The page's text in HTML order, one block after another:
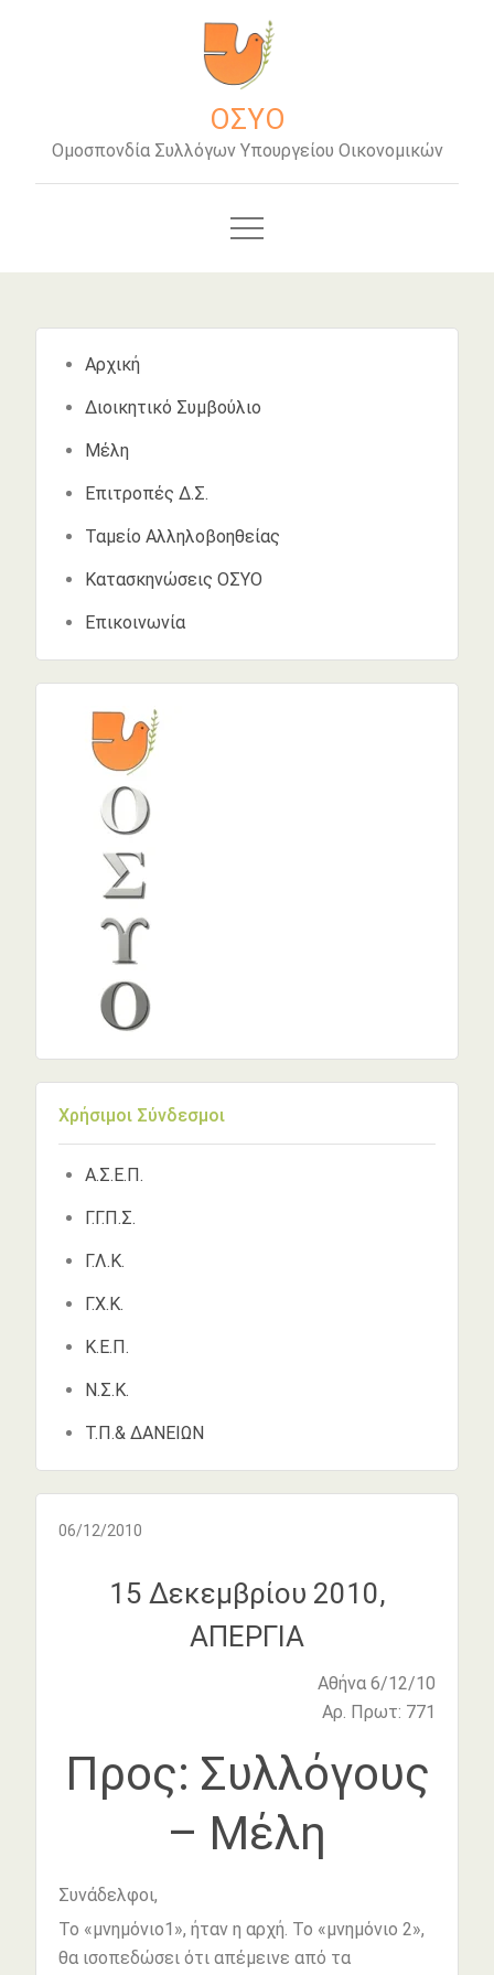
ΟΣΥΟ
Ομοσπονδία Συλλόγων Υπουργείου Οικονομικών
Αρχική
Διοικητικό Συμβούλιο
Μέλη
Επιτροπές Δ.Σ.
Ταμείο Αλληλοβοηθείας
Κατασκηνώσεις ΟΣΥΟ
Επικοινωνία
Χρήσιμοι Σύνδεσμοι
Α.Σ.Ε.Π.
Γ.Γ.Π.Σ.
Γ.Λ.Κ.
Γ.Χ.Κ.
Κ.Ε.Π.
Ν.Σ.Κ.
Τ.Π.& ΔΑΝΕΙΩΝ
06/12/2010
15 Δεκεμβρίου 2010,
ΑΠΕΡΓΙΑ
Αθήνα 6/12/10
Αρ. Πρωτ: 771
Προς: Συλλόγους
– Μέλη
Συνάδελφοι,
Το «μνημόνιο1», ήταν η αρχή. Το «μνημόνιο 2»,
θα ισοπεδώσει ότι απέμεινε από τα